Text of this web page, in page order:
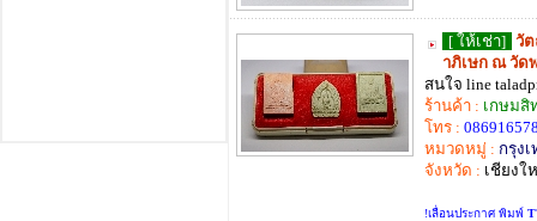
[ ให้เช่า] วั
าภิเษก ณ วัด
สนใจ line
ร้านค้า : เกษมสิ
โทร :
หมวดหมู่ : กรุง
จังหวัด : เชียงใ
!เลื่อนประกาศ พิมพ์